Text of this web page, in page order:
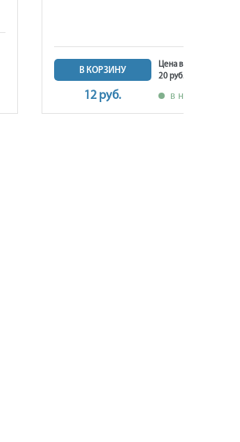
В КОРЗИНУ
12 руб.
Цена в розничном
20 руб.
в наличии